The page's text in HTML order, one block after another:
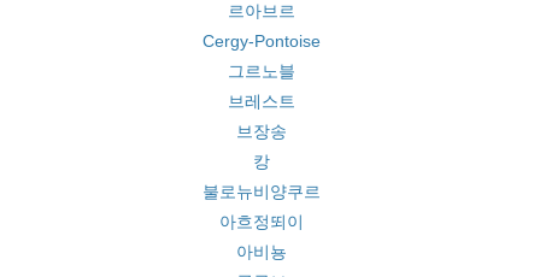
르아브르
Cergy-Pontoise
그르노블
브레스트
브장송
캉
불로뉴비양쿠르
아흐정뙤이
아비뇽